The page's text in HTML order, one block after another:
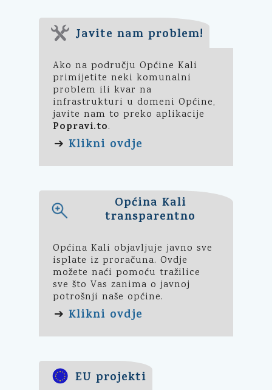
Javite nam problem!
Ako na području Općine Kali
primijetite neki komunalni
problem ili kvar na
infrastrukturi u domeni Općine,
javite nam to preko aplikacije
Popravi.to.
➔ Klikni ovdje
Općina Kali
transparentno
Općina Kali objavljuje javno sve
isplate iz proračuna. Ovdje
možete naći pomoću tražilice
sve što Vas zanima o javnoj
potrošnji naše općine.
➔ Klikni ovdje
EU projekti